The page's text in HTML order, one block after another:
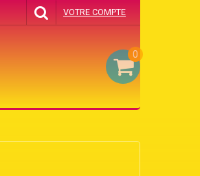
0
VOTRE COMPTE